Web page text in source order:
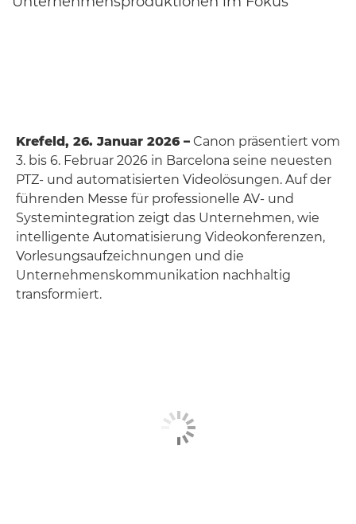
Krefeld, 26. Januar 2026 – Canon präsentiert vom
3. bis 6. Februar 2026 in Barcelona seine neuesten
PTZ- und automatisierten Videolösungen. Auf der
führenden Messe für professionelle AV- und
Systemintegration zeigt das Unternehmen, wie
intelligente Automatisierung Videokonferenzen,
Vorlesungsaufzeichnungen und die
Unternehmenskommunikation nachhaltig
transformiert.